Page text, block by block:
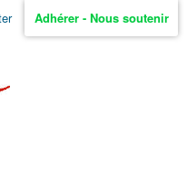
Adhérer - Nous soutenir